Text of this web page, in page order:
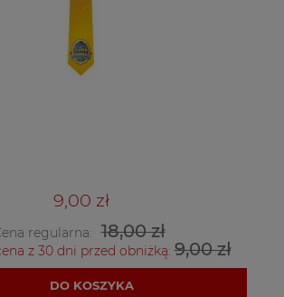
9,00 zł
regularna: 18,00 zł
z 30 dni przed obniżką:9,00 zł
DO KOSZYKA